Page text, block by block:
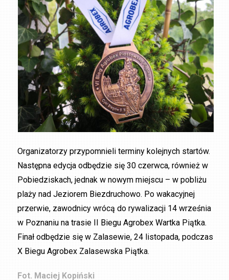
Organizatorzy przypomnieli terminy kolejnych startów.
Następna edycja odbędzie się 30 czerwca, również w
Pobiedziskach, jednak w nowym miejscu – w pobliżu
plaży nad Jeziorem Biezdruchowo. Po wakacyjnej
przerwie, zawodnicy wrócą do rywalizacji 14 września
w Poznaniu na trasie II Biegu Agrobex Wartka Piątka.
Finał odbędzie się w Zalasewie, 24 listopada, podczas
X Biegu Agrobex Zalasewska Piątka.
Fot. Maciej Kopiński